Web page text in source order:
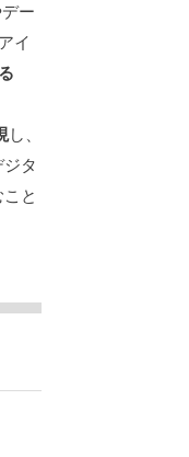
ー
イ
し、
タ
と